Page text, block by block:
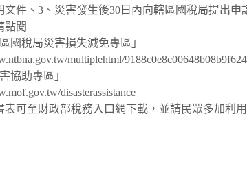
文件、3、災害發生後30日內向轄區國稅局提出申
點閱
國稅局災害損失減免專區」
multiplehtml/
協助專區」
disasterassistance
表可至財政部稅務入口網下載，並請民眾多加利